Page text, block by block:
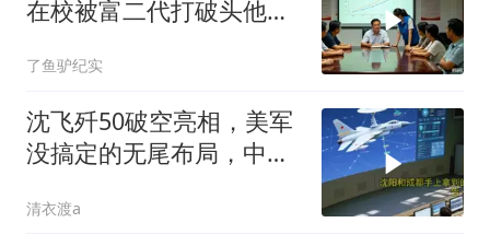
在校被富二代打破头他爹
了鱼驴纪实
沈飞歼50破空亮相，美军
没搞定的无尾布局，中国
清衣渡a